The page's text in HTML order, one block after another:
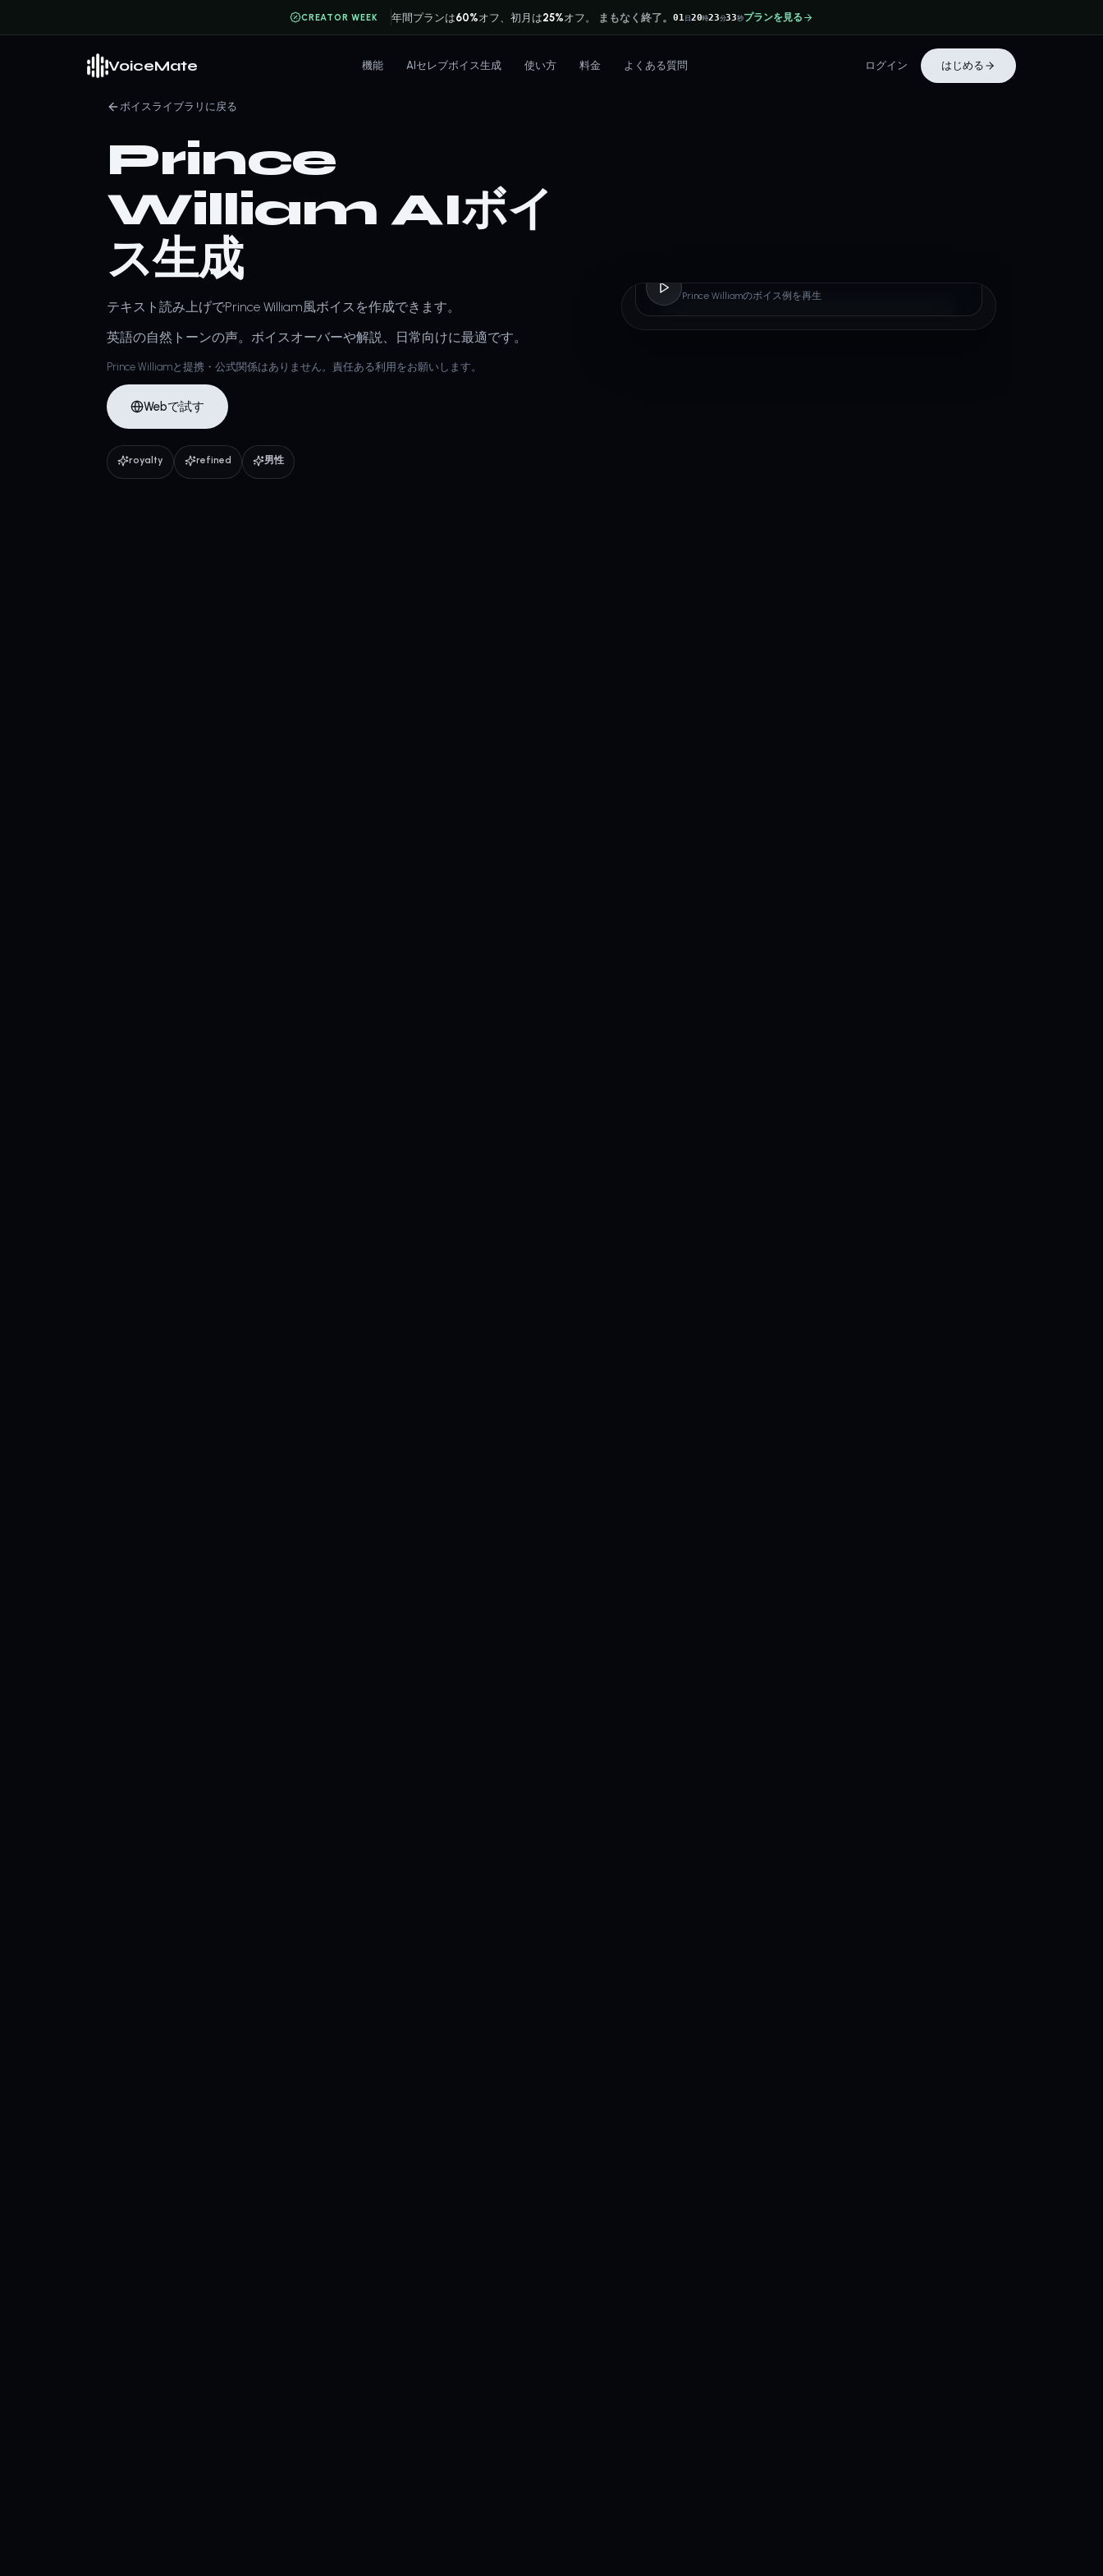
CREATOR WEEK 年間プランは60%オフ、初月は25%オフ。 まもなく終了。01 日20時23分33秒プランを見る
VoiceMate 機能 AIセレブボイス生成 使い方 料金 よくある質問 ログイン はじめる
ボイスライブラリに戻る
Prince
William AIボイ
ス生成
テキスト読み上げでPrince William風ボイスを作成できます。
英語の自然トーンの声。ボイスオーバーや解説、日常向けに最適です。
Prince Williamと提携・公式関係はありません。責任ある利用をお願いします。
Webで試す
royalty refined 男性
Prince Williamのボイス例を再生